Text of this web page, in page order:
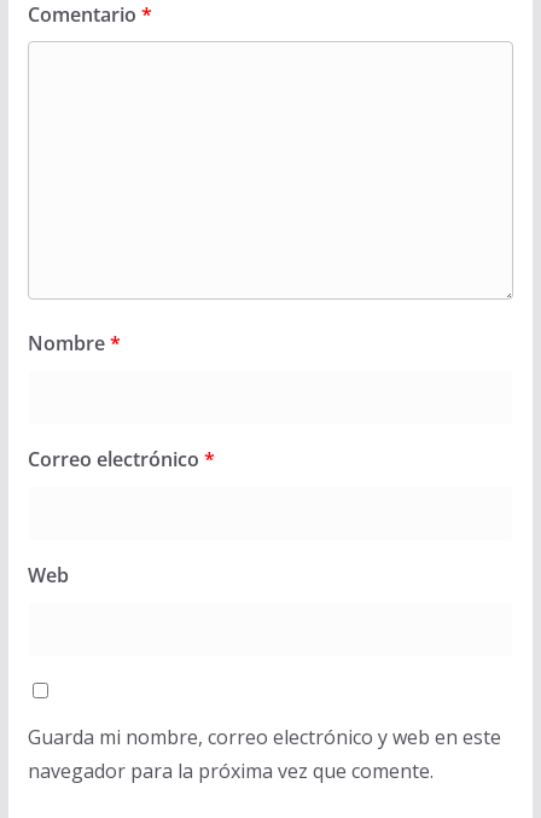
Comentario *
Nombre*
Correo electrónico *
Web
Guarda mi nombre, correo electrónico y web en este
navegador para la próxima vez que comente.